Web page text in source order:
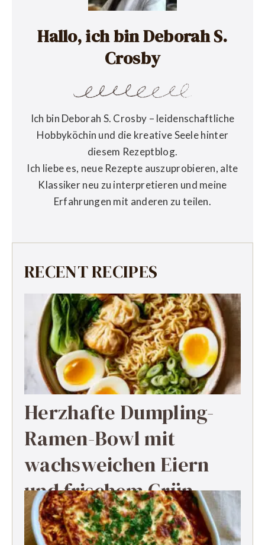
Hallo, ich bin Deborah S.
Crosby
Ich bin Deborah S. Crosby – leidenschaftliche
Hobbyköchin und die kreative Seele hinter
diesem Rezeptblog.
Ich liebe es, neue Rezepte auszuprobieren, alte
Klassiker neu zu interpretieren und meine
Erfahrungen mit anderen zu teilen.
RECENT RECIPES
Herzhafte Dumpling-
Ramen-Bowl mit
wachsweichen Eiern
und frischem Grün